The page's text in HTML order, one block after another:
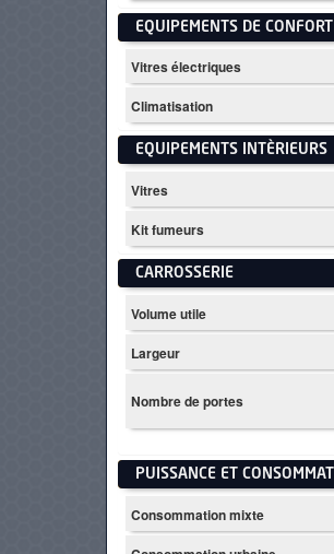
EQUIPEMENTS DE CONFORT
Vitres électriques
Climatisation
EQUIPEMENTS INTÈRIEURS
Vitres
Kit fumeurs
CARROSSERIE
Volume utile
Largeur
Nombre de portes
PUISSANCE ET
Consommation mixte